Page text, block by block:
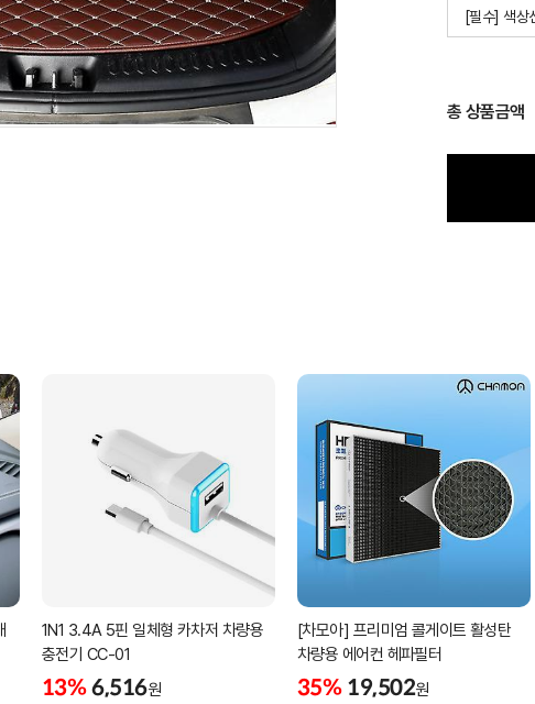
[필수] 색상
총 상품금액
1N1 3.4A 5핀 일체형 카차저 차량용
충전기 CC-01
13% 6,516원
[차모아] 프리미엄 콜게이트 활성탄
차량용 에어컨 헤파필터
35% 19,502원